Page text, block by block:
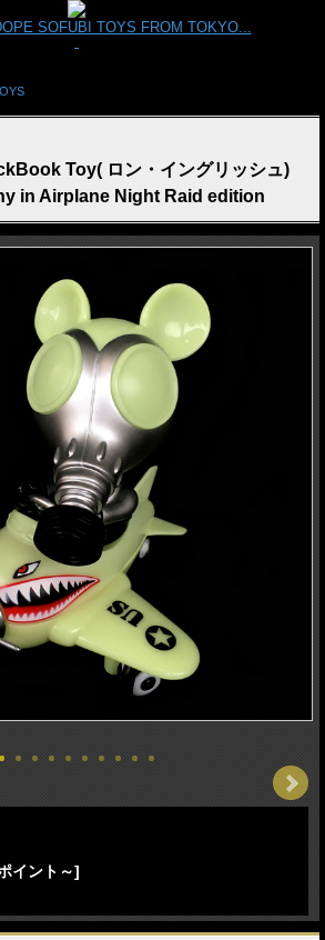
SOFUBI TOYS FROM TOKYO...
Toy( ロン・イングリッシュ)
in Airplane Night Raid edition
イント～]